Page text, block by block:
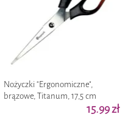
Nożyczki "Ergonomiczne",
brązowe, Titanum, 17,5 cm
15.99 zł